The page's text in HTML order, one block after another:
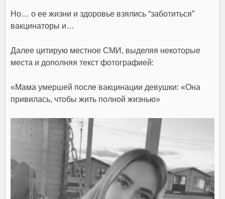
Но… о ее жизни и здоровье взялись “заботиться”
вакцинаторы и…
Далее цитирую местное СМИ, выделяя некоторые
места и дополняя текст фотографией:
«Мама умершей после вакцинации девушки: «Она
привилась, чтобы жить полной жизнью»